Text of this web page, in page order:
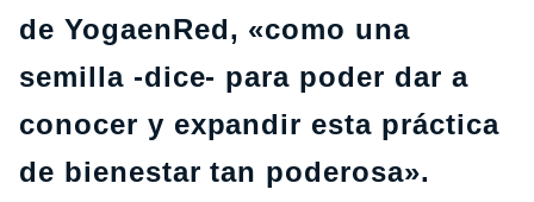
de YogaenRed, «como una
semilla -dice- para poder dar a
conocer y expandir esta práctica
de bienestar tan poderosa».